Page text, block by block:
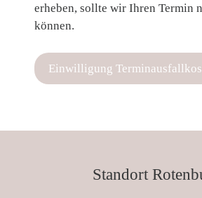
erheben, sollte wir Ihren Termin
können.
Einwilligung
Standort